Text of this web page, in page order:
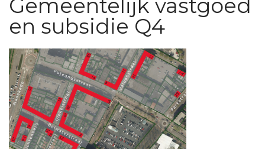
Gemeentelijk vastgoed
en subsidie Q4